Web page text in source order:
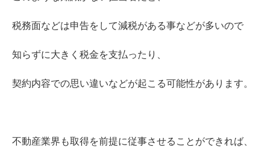
税務面などは申告をして減税がある事などが多いので
知らずに大きく税金を支払ったり、
契約内容での思い違いなどが起こる可能性があります。
不動産業界も取得を前提に従事させることができれば、